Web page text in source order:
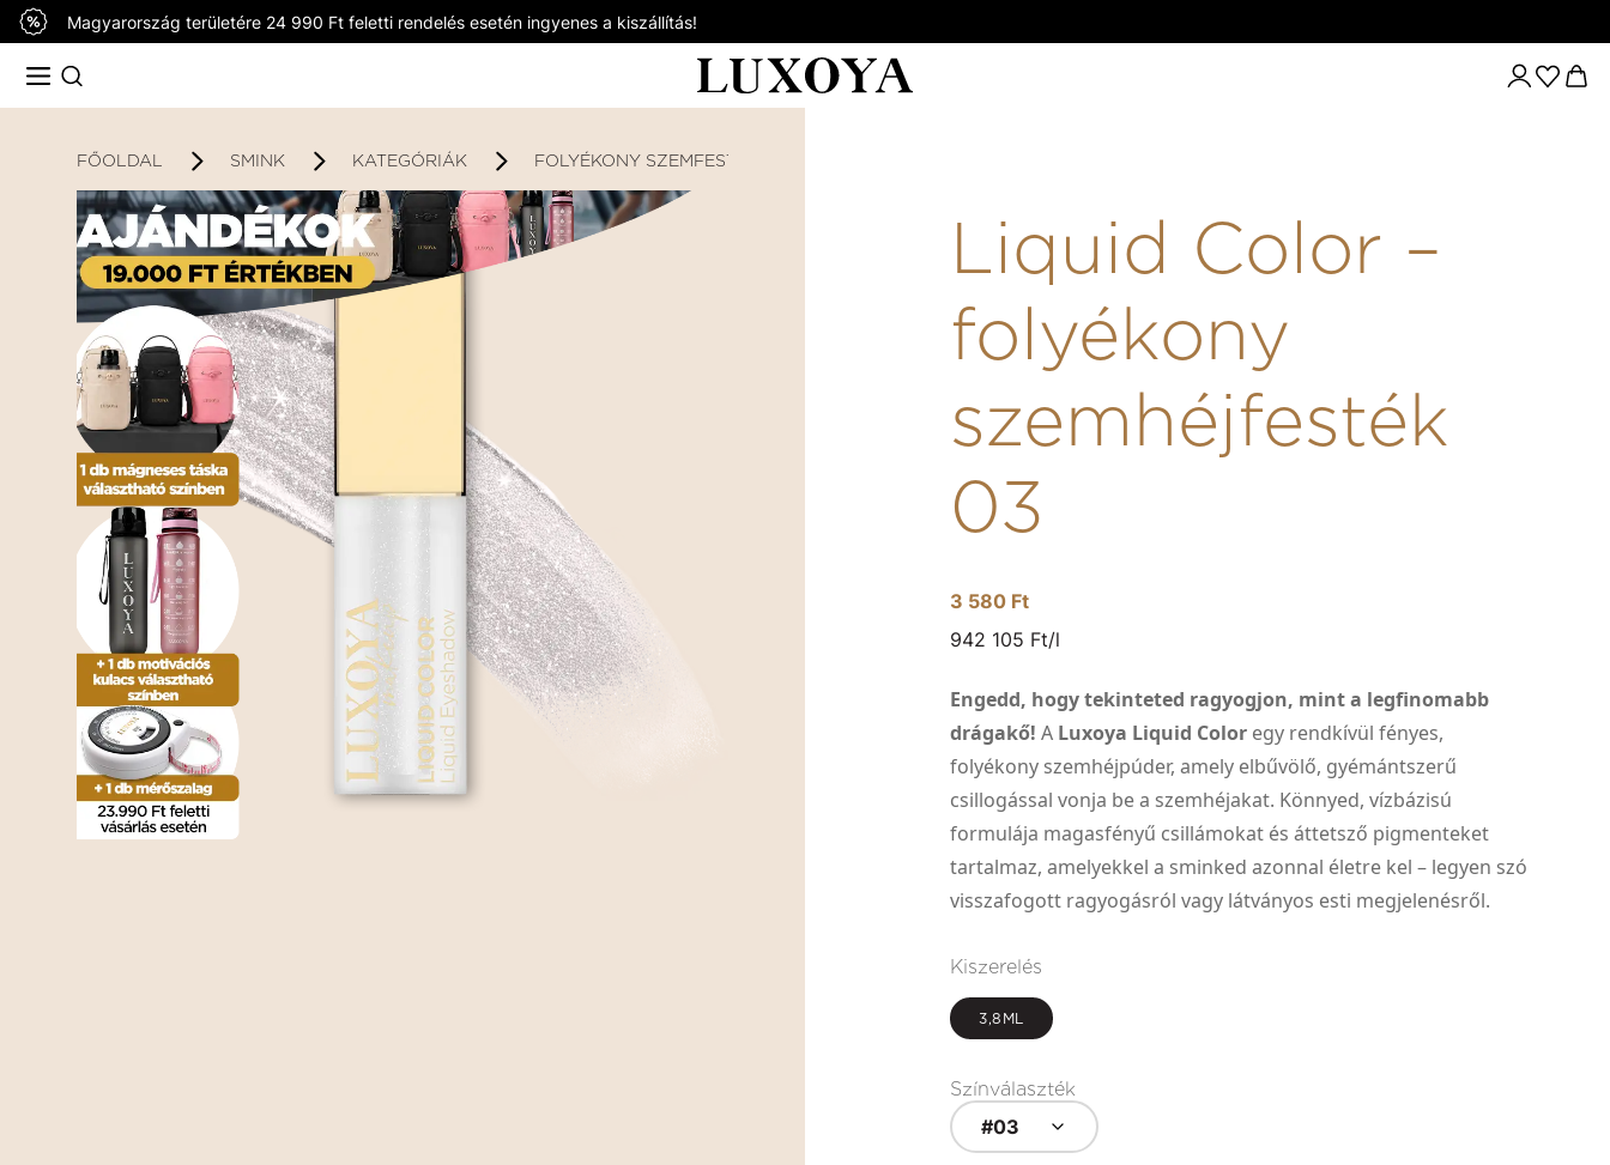
Magyarország területére 24 990 Ft feletti rendelés esetén ingyenes a kiszállítás!
FŐOLDAL SMINK KATEGÓRIÁK FOLYÉKONY SZEMFESTÉKEK
Liquid Color –
folyékony
szemhéjfesték
03
3 580 Ft
942 105 Ft/l
Engedd, hogy tekinteted ragyogjon, mint a legfinomabb
drágakő! A Luxoya Liquid Color egy rendkívül fényes,
folyékony szemhéjpúder, amely elbűvölő, gyémántszerű
csillogással vonja be a szemhéjakat. Könnyed, vízbázisú
formulája magasfényű csillámokat és áttetsző pigmenteket
tartalmaz, amelyekkel a sminked azonnal életre kel – legyen szó
visszafogott ragyogásról vagy látványos esti megjelenésről.
Kiszerelés
3,8ML
Színválaszték
#03